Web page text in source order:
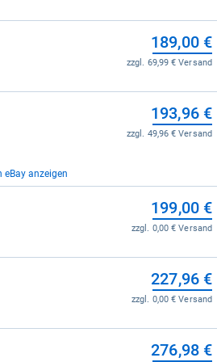
189,00 €
zzgl. 69,99 € Versand
193,96 €
zzgl. 49,96 € Versand
eBay anzeigen
227,99 €
zzgl. 0,00 € Versand
199,00 €
zzgl. 0,00 € Versand
227,96 €
zzgl. 0,00 € Versand
276,98 €